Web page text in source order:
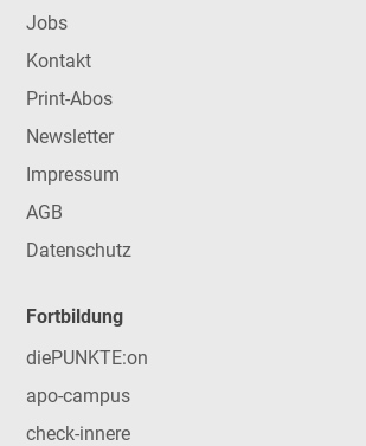
Jobs
Kontakt
Print-Abos
Newsletter
Impressum
AGB
Datenschutz
Fortbildung
diePUNKTE:on
apo-campus
check-innere